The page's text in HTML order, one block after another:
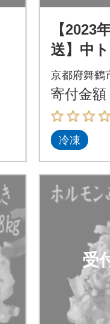
【2023
送】中
西京味
京都府舞鶴
寄付金額
冷凍
受